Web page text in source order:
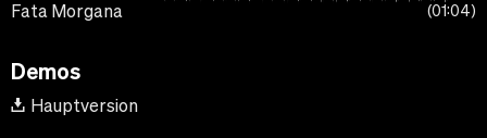
Fata Morgana 01:04
Demos
Hauptversion